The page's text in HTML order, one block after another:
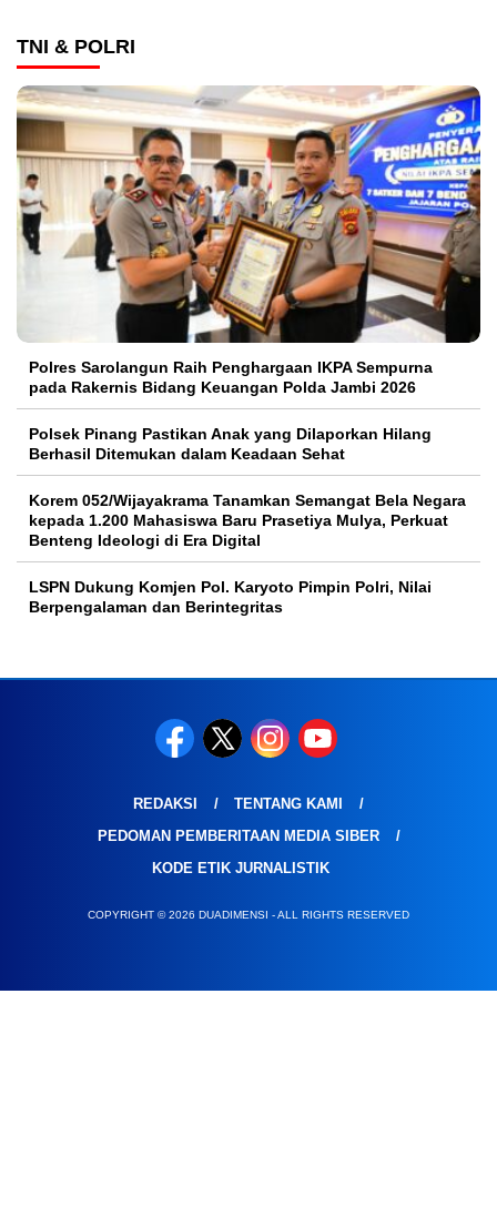
TNI & POLRI
Polres Sarolangun Raih Penghargaan IKPA Sempurna
pada Rakernis Bidang Keuangan Polda Jambi 2026
Polsek Pinang Pastikan Anak yang Dilaporkan Hilang
Berhasil Ditemukan dalam Keadaan Sehat
Korem 052/Wijayakrama Tanamkan Semangat Bela Negara
kepada 1.200 Mahasiswa Baru Prasetiya Mulya, Perkuat
Benteng Ideologi di Era Digital
LSPN Dukung Komjen Pol. Karyoto Pimpin Polri, Nilai
Berpengalaman dan Berintegritas
REDAKSI
TENTANG KAMI
PEDOMAN PEMBERITAAN MEDIA SIBER
KODE ETIK JURNALISTIK
COPYRIGHT © 2026 DUADIMENSI - ALL RIGHTS RESERVED